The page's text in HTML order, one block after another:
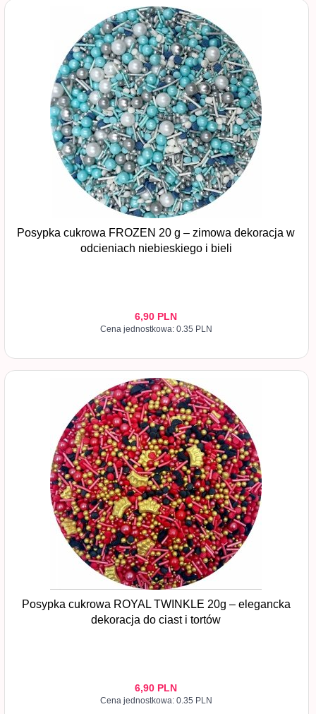
Posypka cukrowa FROZEN 20 g – zimowa dekoracja w
odcieniach niebieskiego i bieli
6,90 PLN
Cena jednostkowa: 0.35 PLN
Posypka cukrowa ROYAL TWINKLE 20g – elegancka
dekoracja do ciast i tortów
6,90 PLN
Cena jednostkowa: 0.35 PLN